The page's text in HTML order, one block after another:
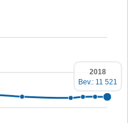
2018
Bev.: 11 521